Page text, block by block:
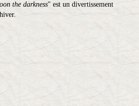
the darkness" est un divertissement